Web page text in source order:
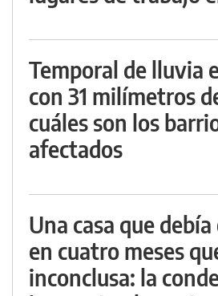
Temporal de lluvia
con 31 milímetros
cuáles son los
afectados
Una casa que
en cuatro meses
inconclusa: la